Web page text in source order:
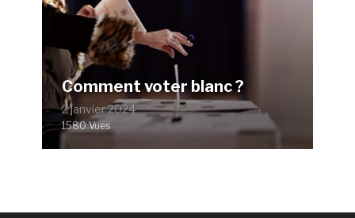
Comment voter blanc ?
2 janvier 2024
1580 Vues